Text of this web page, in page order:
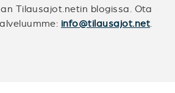
Tilausajot.netin blogissa. Ota
info@tilausajot.net